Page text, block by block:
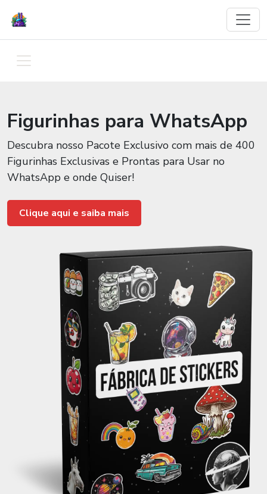
Figurinhas para WhatsApp
Descubra nosso Pacote Exclusivo com mais de 400
Figurinhas Exclusivas e Prontas para Usar no
WhatsApp e onde Quiser!
Clique aqui e saiba mais